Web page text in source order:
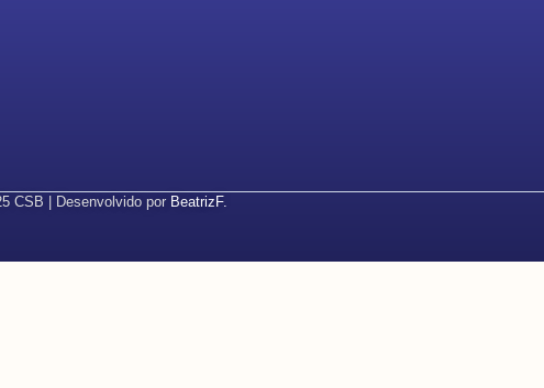
CSB | Desenvolvido por BeatrizF.